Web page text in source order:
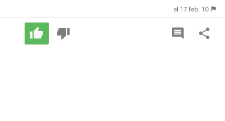
el 17 feb. 10